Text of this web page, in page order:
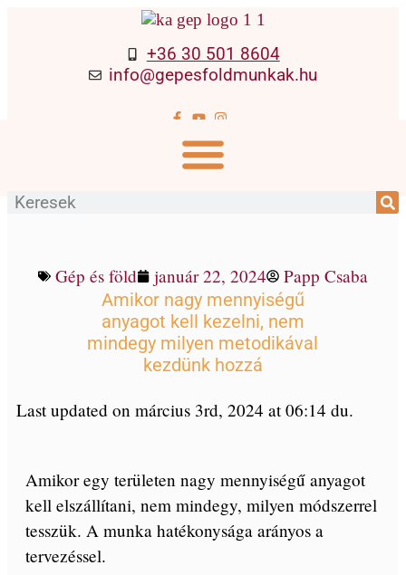
+36 30 501 8604
info@gepesfoldmunkak.hu
Gép és föld január 22, 2024 Papp Csaba
Amikor nagy mennyiségű
anyagot kell kezelni, nem
mindegy milyen metodikával
kezdünk hozzá
Last updated on március 3rd, 2024 at 06:14 du.
Amikor egy területen nagy mennyiségű anyagot
kell elszállítani, nem mindegy, milyen módszerrel
tesszük. A munka hatékonysága arányos a
tervezéssel.